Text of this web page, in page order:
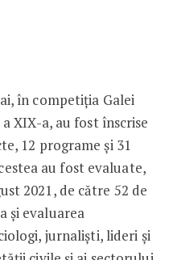
în competiția Galei
XIX-a, au fost înscrise
12 programe și 31
au fost evaluate,
2021, de către 52 de
și evaluarea
jurnaliști, lideri și